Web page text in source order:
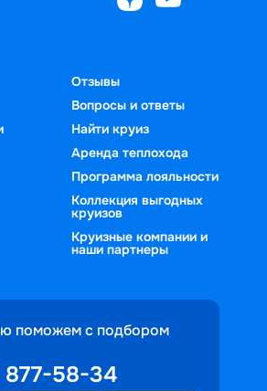
Отзывы
Вопросы и ответы
Найти круиз
Аренда теплохода
Программа лояльности
Коллекция выгодных
круизов
Круизные компании и
наши партнеры
поможем с подбором
877-58-34